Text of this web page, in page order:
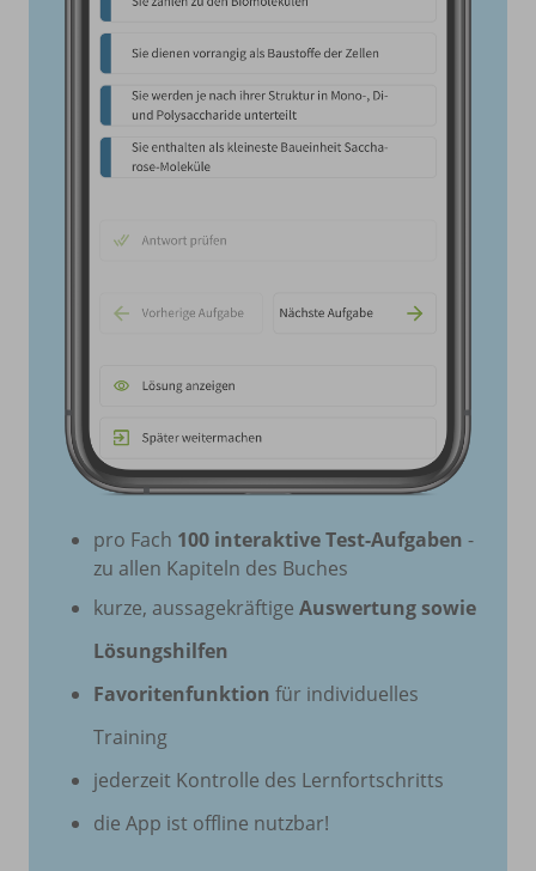
pro Fach 100 interaktive Test-Aufgaben -
zu allen Kapiteln des Buches
kurze, aussagekräftige Auswertung sowie
Lösungshilfen
Favoritenfunktion für individuelles
Training
jederzeit Kontrolle des Lernfortschritts
die App ist offline nutzbar!